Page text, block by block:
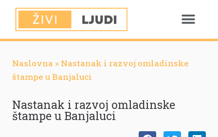
Naslovna » Nastanak i razvoj omladinske
štampe u Banjaluci
Nastanak i razvoj omladinske
štampe u Banjaluci